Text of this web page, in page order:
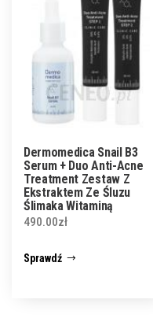
Dermomedica Snail B3
Serum + Duo Anti-Acne
Treatment Zestaw Z
Ekstraktem Ze Śluzu
Ślimaka Witaminą
(Niacynamidem) I Beta-
490.00zł
Sprawdź